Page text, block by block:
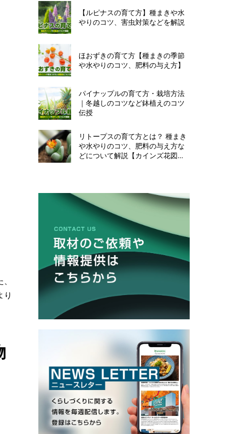
り
【ルピナスの育て方】種まきや水
やりのコツ、害虫対策などを解説
ほおずきの育て方【種まきの季節
や水やりのコツ、肥料の与え方】
パイナップルの育て方・栽培方法
｜冬越しのコツなど鉢植えのコツ
伝授
リトープスの育て方とは？ 種まき
や水やりのコツ、肥料の与え方な
どについて解説【カインズ花図